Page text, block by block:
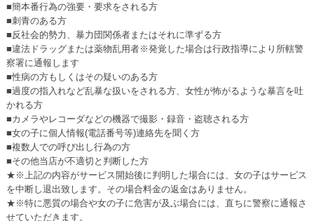
■簡本番行為の強要・要求をされる方
■刺青のある方
■反社会的勢力、暴力団関係者またはそれに準ずる方
■違法ドラッグまたは薬物乱用者※発覚した場合は行政指導により所轄警
察署に通報します
■性病の方もしくはその疑いのある方
■過度の指入れなど乱暴な扱いをされる方、女性が怖がるような暴言を吐
かれる方
■カメラやレコーダなどの機器で撮影・録音・盗聴される方
■女の子に個人情報(電話番号等)連絡先を聞く方
■複数人での呼び出し行為の方
■その他当店が不適切と判断した方
★※上記の内容がサービス開始後に判明した場合には、女の子はサービス
を中断し退出致します。その場合料金の返金はありません。
★※特に悪質の場合や女の子に危害が及ぶ場合には、直ちに警察に通報さ
せていただきます。